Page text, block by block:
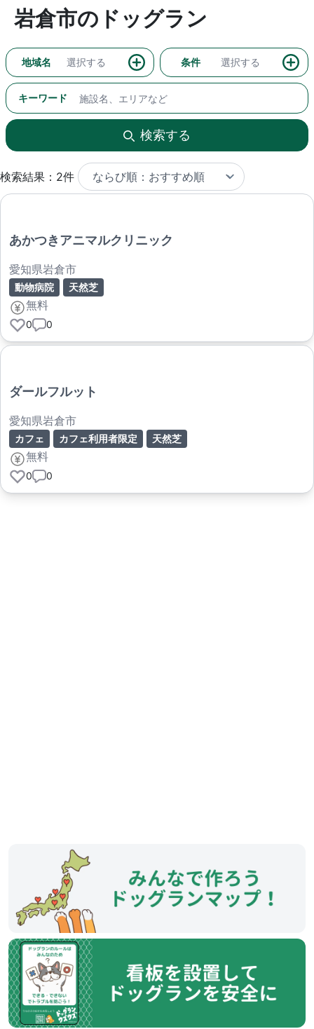
岩倉市のドッグラン
地域名 選択する 条件 選択する
キーワード
検索する
検索結果：2件
あかつきアニマルクリニック
愛知県岩倉市
動物病院 天然芝
無料
0 0
ダールフルット
愛知県岩倉市
カフェ カフェ利用者限定 天然芝
無料
0 0